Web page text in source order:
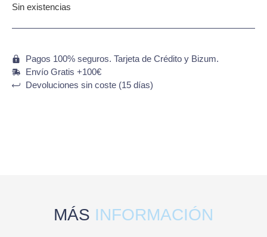
Sin existencias
Pagos 100% seguros. Tarjeta de Crédito y Bizum.
Envío Gratis +100€
Devoluciones sin coste (15 días)
MÁS INFORMACIÓN